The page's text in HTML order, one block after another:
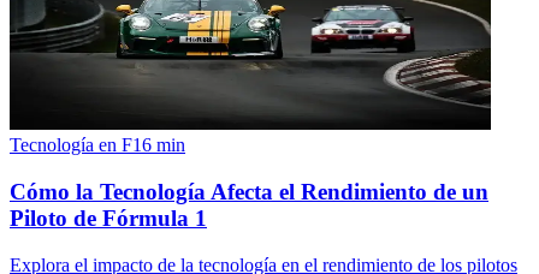
Tecnología en F16 min
Cómo la Tecnología Afecta el Rendimiento de un
Piloto de Fórmula 1
Explora el impacto de la tecnología en el rendimiento de los pilotos